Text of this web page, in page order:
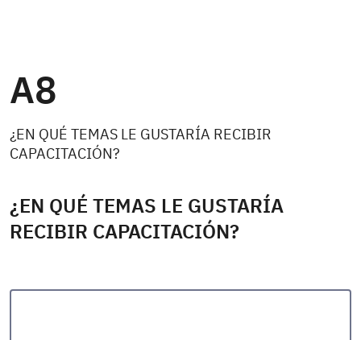
A8
¿EN QUÉ TEMAS LE GUSTARÍA RECIBIR
CAPACITACIÓN?
¿EN QUÉ TEMAS LE GUSTARÍA
RECIBIR CAPACITACIÓN?